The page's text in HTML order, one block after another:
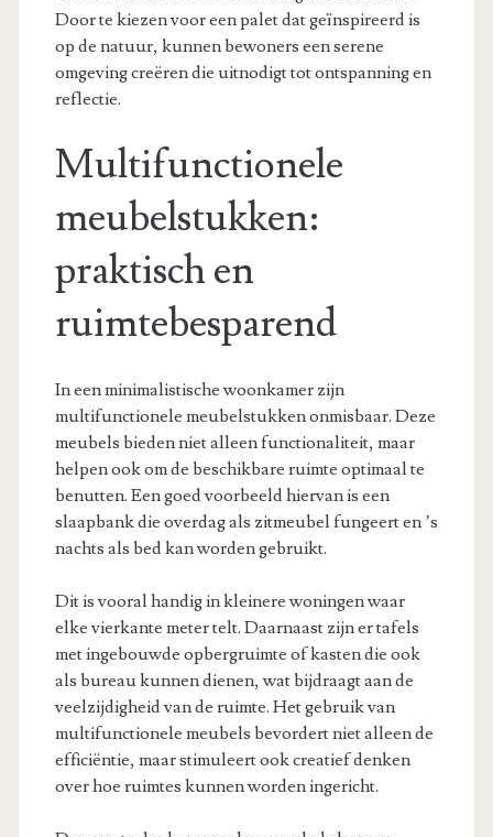
Door te kiezen voor een palet dat geïnspireerd is
op de natuur, kunnen bewoners een serene
omgeving creëren die uitnodigt tot ontspanning en
reflectie.
Multifunctionele
meubelstukken:
praktisch en
ruimtebesparend
In een minimalistische woonkamer zijn
multifunctionele meubelstukken onmisbaar. Deze
meubels bieden niet alleen functionaliteit, maar
helpen ook om de beschikbare ruimte optimaal te
benutten. Een goed voorbeeld hiervan is een
slaapbank die overdag als zitmeubel fungeert en ’s
nachts als bed kan worden gebruikt.
Dit is vooral handig in kleinere woningen waar
elke vierkante meter telt. Daarnaast zijn er tafels
met ingebouwde opbergruimte of kasten die ook
als bureau kunnen dienen, wat bijdraagt aan de
veelzijdigheid van de ruimte. Het gebruik van
multifunctionele meubels bevordert niet alleen de
efficiëntie, maar stimuleert ook creatief denken
over hoe ruimtes kunnen worden ingericht.